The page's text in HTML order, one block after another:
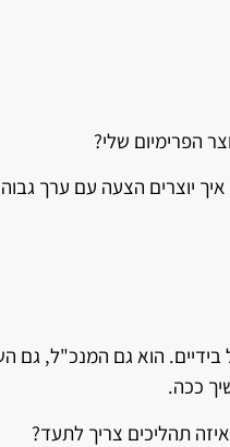
הפרימיום שלי?
יוצרים הצעה עם ערך
הוא גם המנכ"ל, גם
ככה.
תהליכים צריך לתעד?